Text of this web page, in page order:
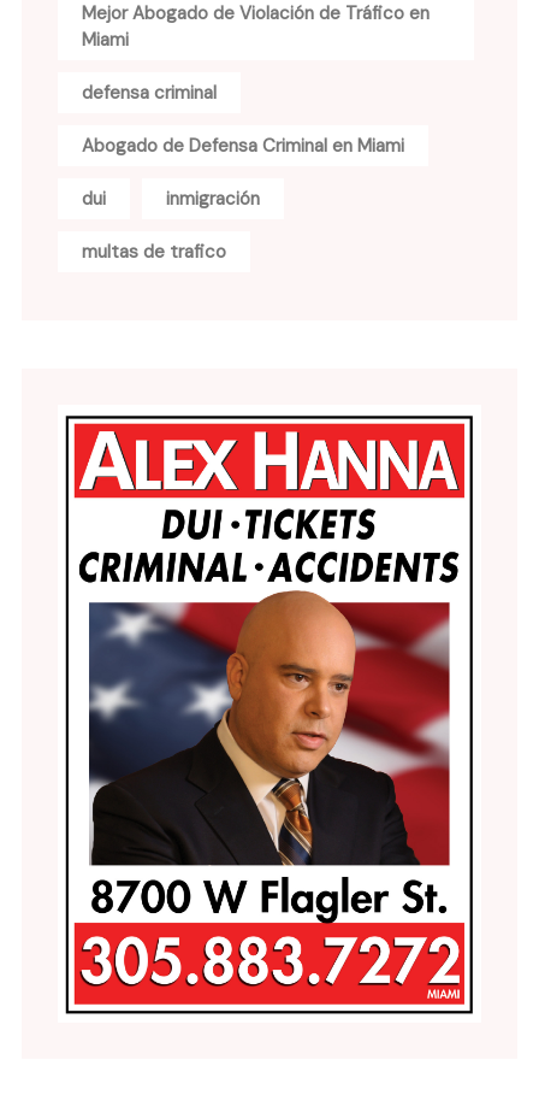
Mejor Abogado de Violación de Tráfico en
Miami
defensa criminal
Abogado de Defensa Criminal en Miami
dui inmigración
multas de trafico